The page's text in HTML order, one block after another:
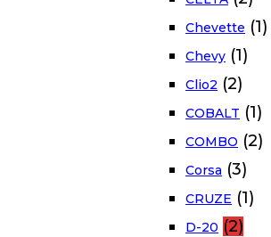
Chevette (1)
Chevy (1)
Clio2 (2)
COBALT (1)
COMBO (2)
Corsa (3)
CRUZE (1)
D-20 (2)